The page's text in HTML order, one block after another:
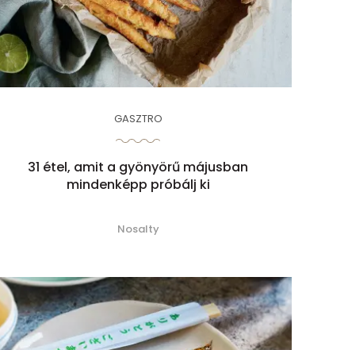
GASZTRO
31 étel, amit a gyönyörű májusban
mindenképp próbálj ki
Nosalty